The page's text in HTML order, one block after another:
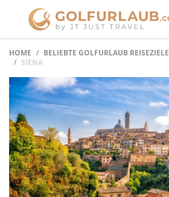
HOME BELIEBTE GOLFURLAUB REISEZIELE
SIENA